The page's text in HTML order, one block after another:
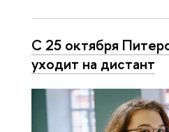
C 25 октября
уходит на дистант